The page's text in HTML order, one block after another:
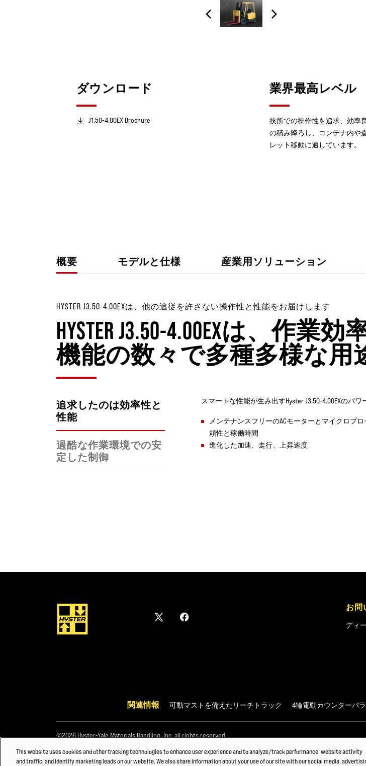
ダウンロード
J1.50-4.00EX Brochure
業界最高レベル
挟所での操作性を追求、効率
の積み降ろし、コンテナ内や
レット移動に適しています。
概要 モデルと仕様 産業用ソリューション
HYSTER J3.50-4.00EXは、他の追従を許さない操作性と性能をお届けします
HYSTER J3.50-4.00EXは、作
機能の数々で多種多様な用
追求したのは効率性と
性能
過酷な作業環境での安
定した制御
スマートな性能が生み出すHyster J3.50-4.00EXのパ
メンテナンスフリーのACモーターとマイクロプ
頼性と稼働時間
進化した加速、走行、上昇速度
お問
ディ
関連情報 可動マストを備えたリーチトラック 4輪電動カウンターバ
©2026 Hyster-Yale Materials Handling, Inc. all rights reserved.
This website uses cookies and other tracking technologies to enhance user experience and to analyze/track performance, website activity
and traffic, and identify marketing leads on our website. We also share information about your use of our site with our social media,